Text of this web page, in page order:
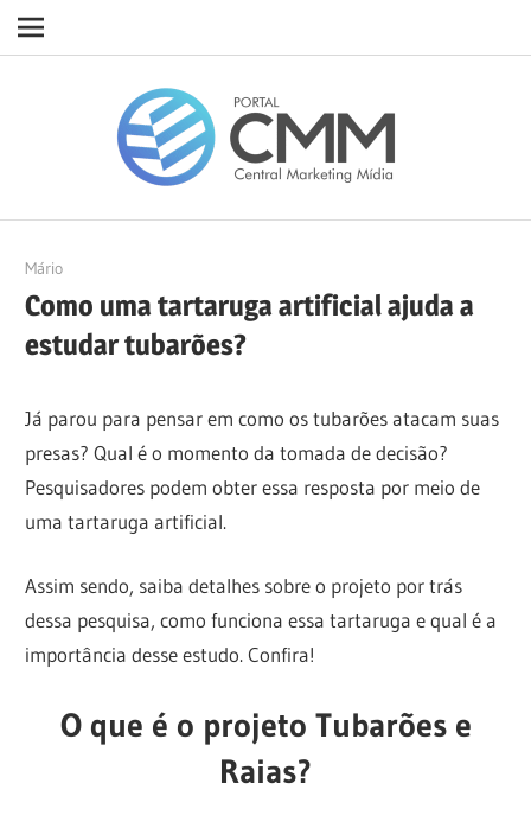
Navigation
05/04/2023
Mário
Como uma tartaruga artificial ajuda a
estudar tubarões?
Já parou para pensar em como os tubarões atacam suas
presas? Qual é o momento da tomada de decisão?
Pesquisadores podem obter essa resposta por meio de
uma tartaruga artificial.
Assim sendo, saiba detalhes sobre o projeto por trás
dessa pesquisa, como funciona essa tartaruga e qual é a
importância desse estudo. Confira!
O que é o projeto Tubarões e
Raias?